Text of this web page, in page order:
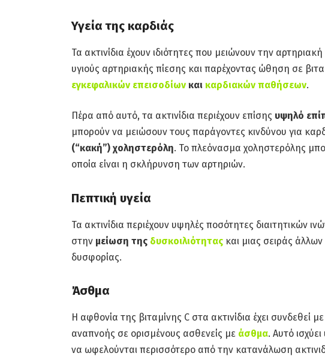
Υγεία της καρδιάς
Τα ακτινίδια έχουν ιδιότητες που μειώνουν την
υγιούς αρτηριακής πίεσης και παρέχοντας ώθηση σε
εγκεφαλικών επεισοδίων και καρδιακών παθήσεων.
Πέρα από αυτό, τα ακτινίδια περιέχουν επίσης υψηλό
μπορούν να μειώσουν τους παράγοντες κινδύνου για
(“κακή”) χοληστερόλη. Το πλεόνασμα χοληστερόλης
οποία είναι η σκλήρυνση των αρτηριών.
Πεπτική υγεία
Τα ακτινίδια περιέχουν υψηλές ποσότητες διαιτητικών
στην μείωση της δυσκοιλιότηταςκαι μιας σειράς
δυσφορίας.
Άσθμα
Η αφθονία της βιταμίνης C στα ακτινίδια έχει
αναπνοής σε ορισμένους ασθενείς με άσθμα. Αυτό ισχύει
να ωφελούνται περισσότερο από την κατανάλωση